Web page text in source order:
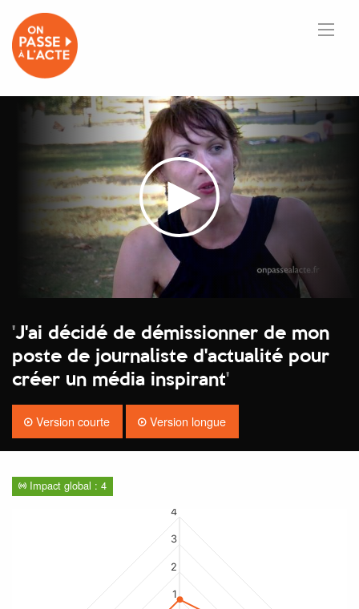
'J'ai décidé de démissionner de mon
poste de journaliste d'actualité pour
créer un média inspirant'
Version courte Version longue
Impact global : 4
1
2
3
4